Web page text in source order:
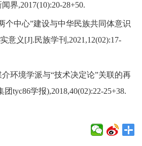
界,2017(10):20-28+50.
个中心”建设与中华民族共同体意识
义[J].民族学刊,2021,12(02):17-
环境学派与“技术决定论”关联的再
tyc86学报),2018,40(02):22-25+38.